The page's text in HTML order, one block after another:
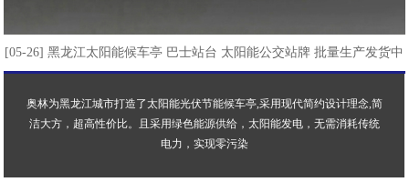
[05-26] 黑龙江太阳能候车亭 巴士站台 太阳能公交站牌 批量生产发货中
奥林为黑龙江城市打造了太阳能光伏节能候车亭,采用现代简约设计理念,简
洁大方，超高性价比。且采用绿色能源供给，太阳能发电，无需消耗传统
电力，实现零污染